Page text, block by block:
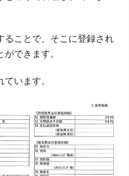
ることで、そこに登録され
できます。
います。